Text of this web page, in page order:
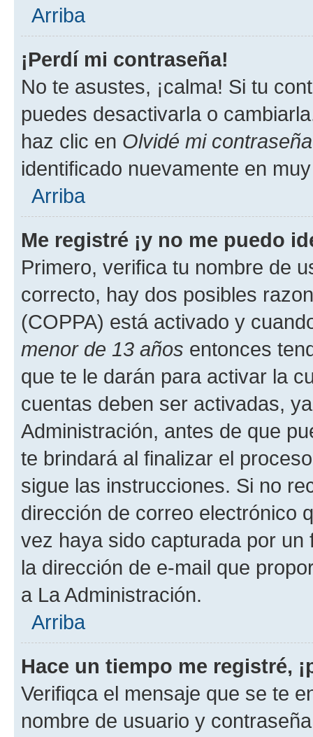
Arriba
¡Perdí mi contraseña!
No te asustes, ¡calma! Si tu
puedes desactivarla o
haz clic en Olvidé mi contraseña
identificado nuevamente en
Arriba
Me registré ¡y no me puedo
Primero, verifica tu nombre de
correcto, hay dos posibles
(COPPA) está activado y
menor de 13 años entonces
que te le darán para activar la
cuentas deben ser activadas,
Administración, antes de que
te brindará al finalizar el
sigue las instrucciones. Si no
dirección de correo electrónico
vez haya sido capturada por
la dirección de e-mail que
a La Administración.
Arriba
Hace un tiempo me registré,
Verifiqca el mensaje que se te
nombre de usuario y